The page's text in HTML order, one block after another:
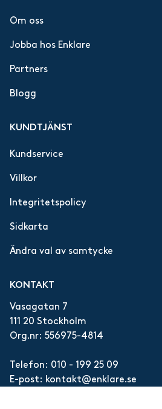
Om oss
Jobba hos Enklare
Partners
Blogg
KUNDTJÄNST
Kundservice
Villkor
Integritetspolicy
Sidkarta
Ändra val av samtycke
KONTAKT
Vasagatan 7
111 20 Stockholm
Org.nr: 556975-4814
Telefon: 010 - 199 25 09
E-post: kontakt@enklare.se